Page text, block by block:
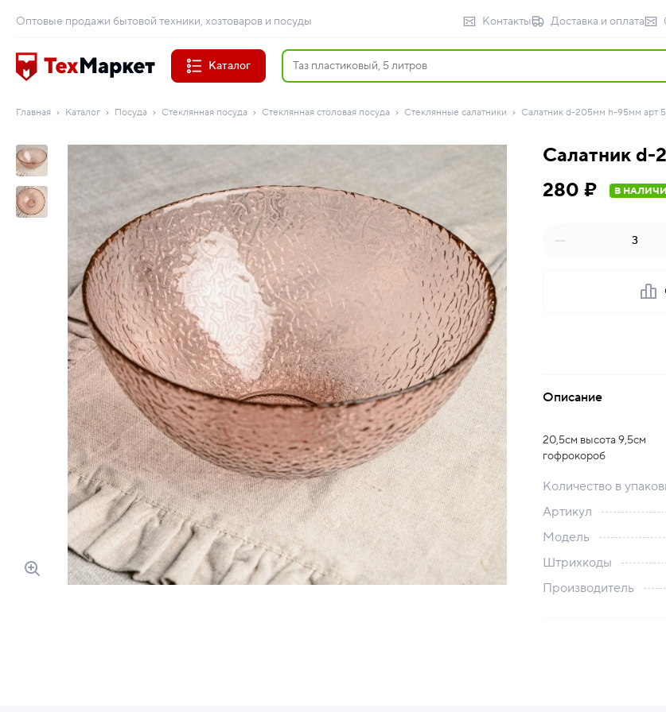
Оптовые продажи бытовой техники, хозтоваров и посуды Контакты Доставка и оплата
Каталог
Главная Каталог Посуда Стеклянная посуда Стеклянная столовая посуда Стеклянные салатники Салатник d-205мм h-95мм арт
Салатник d-
280 ₽
В
Описание
20,5см высота 9,5см
гофрокороб
Количество в
Артикул
Модель
Штрихкоды
Производитель